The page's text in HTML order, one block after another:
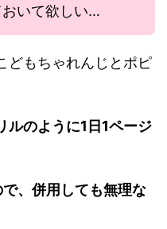
いて欲しい…
どもちゃれんじとポピ
ルのように1日1ページ
、併用しても無理な